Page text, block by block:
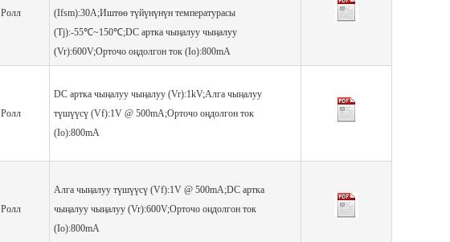
Ролл
(Ifsm):30A;Иштөө түйүнүнүн температурасы
(Tj):-55℃~150℃;DC артка чыңалуу чыңалуу
(Vr):600V;Орточо оңдолгон ток (Io):800mA
Ролл
DC артка чыңалуу чыңалуу (Vr):1kV;Алга чыңалуу
түшүүсү (Vf):1V @ 500mA;Орточо оңдолгон ток
(Io):800mA
Ролл
Алга чыңалуу түшүүсү (Vf):1V @ 500mA;DC артка
чыңалуу чыңалуу (Vr):600V;Орточо оңдолгон ток
(Io):800mA